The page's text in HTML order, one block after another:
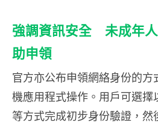
強調資訊安全 未成年
助申領
官方亦公布申領網絡身份的
機應用程式操作。用戶可選擇
等方式完成初步身份驗證，然